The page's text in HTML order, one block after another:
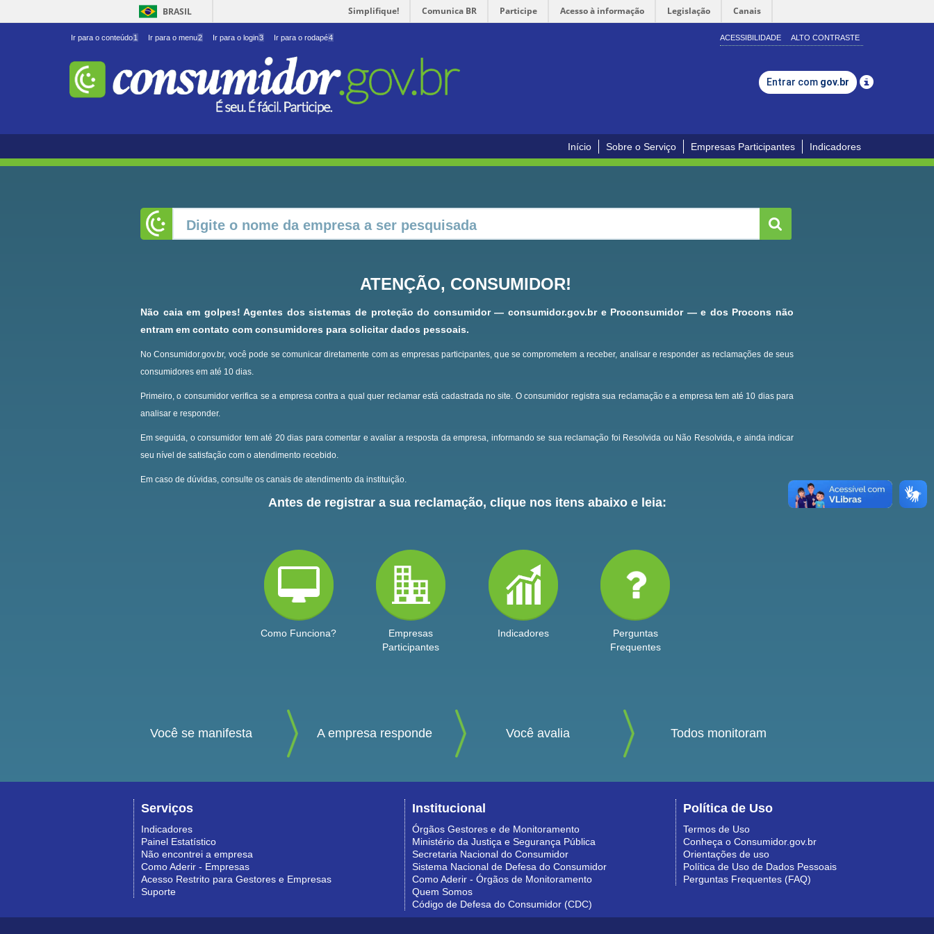
BRASIL Simplifique! Comunica BR Participe Acesso à informação Legislação Canais
Ir para o conteúdo1 Ir para o menu2 Ir para o login3 Ir para o rodapé4 ACESSIBILIDADE ALTO CONTRASTE
Entrar com gov.br
Início Sobre o Serviço Empresas Participantes Indicadores
ATENÇÃO, CONSUMIDOR!
Não caia em golpes! Agentes dos sistemas de proteção do consumidor — consumidor.gov.br e Proconsumidor — e dos Procons não
entram em contato com consumidores para solicitar dados pessoais.
No Consumidor.gov.br, você pode se comunicar diretamente com as empresas participantes, que se comprometem a receber, analisar e responder as reclamações de seus
consumidores em até 10 dias.
Primeiro, o consumidor verifica se a empresa contra a qual quer reclamar está cadastrada no site. O consumidor registra sua reclamação e a empresa tem até 10 dias para
analisar e responder.
Em seguida, o consumidor tem até 20 dias para comentar e avaliar a resposta da empresa, informando se sua reclamação foi Resolvida ou Não Resolvida, e ainda indicar
seu nível de satisfação com o atendimento recebido.
Em caso de dúvidas, consulte os canais de atendimento da instituição.
Antes de registrar a sua reclamação, clique nos itens abaixo e leia:
Como Funciona?
Empresas
Participantes
Indicadores
Perguntas
Frequentes
Você se manifesta A empresa responde Você avalia Todos monitoram
Serviços
Indicadores
Painel Estatístico
Não encontrei a empresa
Como Aderir - Empresas
Acesso Restrito para Gestores e Empresas
Suporte
Institucional
Órgãos Gestores e de Monitoramento
Ministério da Justiça e Segurança Pública
Secretaria Nacional do Consumidor
Sistema Nacional de Defesa do Consumidor
Como Aderir - Órgãos de Monitoramento
Quem Somos
Código de Defesa do Consumidor (CDC)
Política de Uso
Termos de Uso
Conheça o Consumidor.gov.br
Orientações de uso
Política de Uso de Dados Pessoais
Perguntas Frequentes (FAQ)